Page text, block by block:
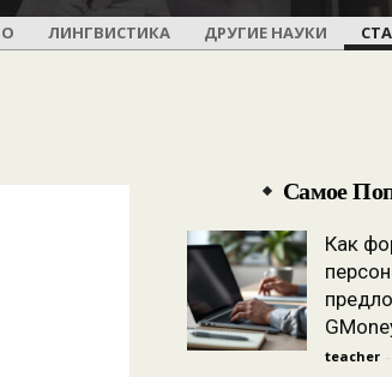
ЛИНГВИСТИКА ДРУГИЕ НАУКИ
Самое
Как
teacher -